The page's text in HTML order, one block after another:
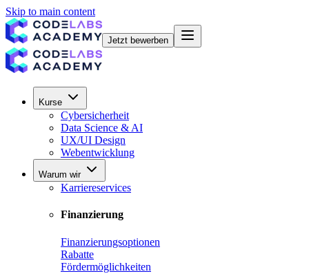
Skip to main content
Jetzt bewerben
Kurse
Cybersicherheit
Data Science & AI
UX/UI Design
Webentwicklung
Warum wir
Karriereservices
Finanzierung
Finanzierungsoptionen
Rabatte
Fördermöglichkeiten